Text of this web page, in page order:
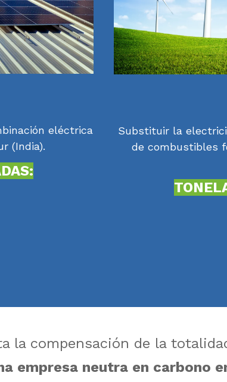
eléctrica
(India).
Substituir la
de combustibles
la compensación de la
empresa neutra en carbono